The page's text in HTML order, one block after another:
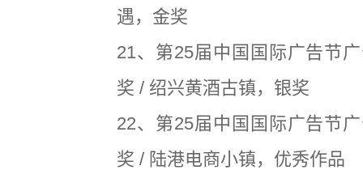
遇，金奖
21、第25届中国国际广告节
奖 / 绍兴黄酒古镇，银奖
22、第25届中国国际广告节
奖 / 陆港电商小镇，优秀作品